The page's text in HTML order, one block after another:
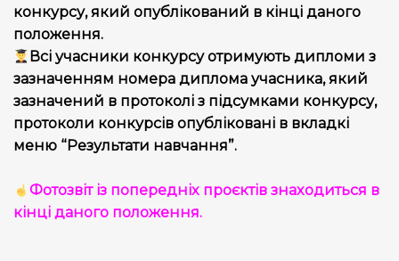
конкурсу, який опублікований в кінці даного
положення.
Всі учасники конкурсу отримують дипломи з
зазначенням номера диплома учасника, який
зазначений в протоколі з підсумками конкурсу,
протоколи конкурсів опубліковані в вкладкі
меню “Результати навчання”.
Фотозвіт із попередніх проєктів знаходиться в
кінці даного положення.